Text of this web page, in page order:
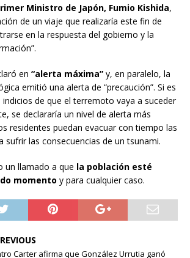
Ministro de Japón, Fumio Kishida,
de un viaje que realizaría este fin de
en la respuesta del gobierno y la
en “alerta máxima” y, en paralelo, la
emitió una alerta de “precaución”. Si es
indicios de que el terremoto vaya a suceder
se declararía un nivel de alerta más
residentes puedan evacuar con tiempo las
sufrir las consecuencias de un tsunami.
un llamado a que la población esté
momento y para cualquier caso.
Carter afirma que González Urrutia ganó